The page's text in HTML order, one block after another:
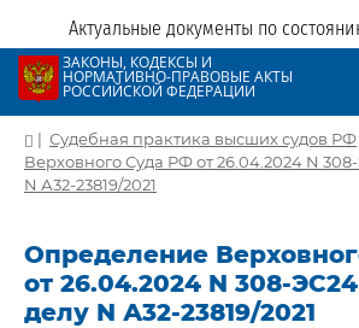
Актуальные документы по
ЗАКОНЫ, КОДЕКСЫ И
НОРМАТИВНО-ПРАВОВЫЕ АКТЫ
РОССИЙСКОЙ ФЕДЕРАЦИИ
| Судебная практика высших судов РФ
Верховного Суда РФ от 26.04.2024 N
N А32-23819/2021
Определение
от 26.04.2024 N 308-
делу N А32-23819/2021